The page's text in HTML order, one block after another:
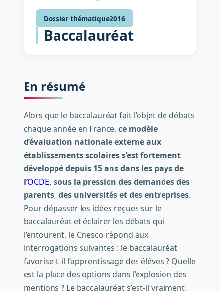
Dossier thématique2016
Baccalauréat
En résumé
Alors que le baccalauréat fait l’objet de débats
chaque année en France, ce modèle
d’évaluation nationale externe aux
établissements scolaires s’est fortement
développé depuis 15 ans dans les pays de
l’OCDE, sous la pression des demandes des
parents, des universités et des entreprises.
Pour dépasser les idées reçues sur le
baccalauréat et éclairer les débats qui
l’entourent, le Cnesco répond aux
interrogations suivantes : le baccalauréat
favorise-t-il l’apprentissage des élèves ? Quelle
est la place des options dans l’explosion des
mentions ? Le baccalauréat s’est-il vraiment